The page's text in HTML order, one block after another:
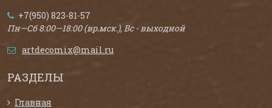
+7(950) 823-81-57
Пн—Сб 8:00—18:00 (вр.мск.), Вс - выходной
artdecomix@mail.ru
РАЗДЕЛЫ
Главная